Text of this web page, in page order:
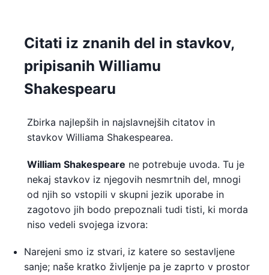
Citati iz znanih del in stavkov,
pripisanih Williamu
Shakespearu
Zbirka najlepših in najslavnejših citatov in
stavkov Williama Shakespearea.
William Shakespeare ne potrebuje uvoda. Tu je
nekaj stavkov iz njegovih nesmrtnih del, mnogi
od njih so vstopili v skupni jezik uporabe in
zagotovo jih bodo prepoznali tudi tisti, ki morda
niso vedeli svojega izvora:
Narejeni smo iz stvari, iz katere so sestavljene
sanje; naše kratko življenje pa je zaprto v prostor